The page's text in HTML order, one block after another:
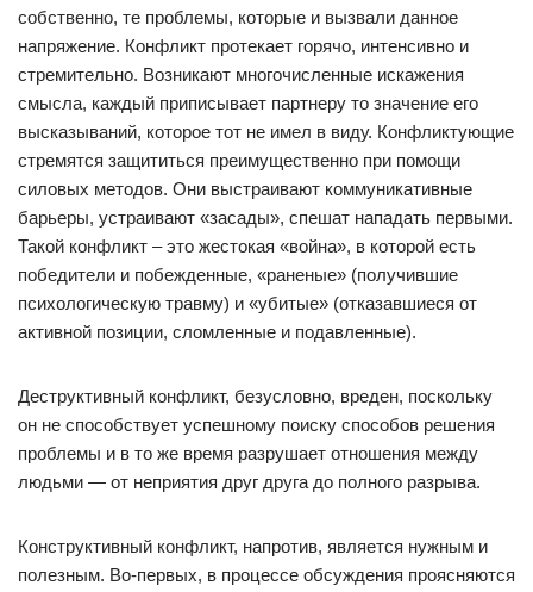
собственно, те проблемы, которые и вызвали данное
напряжение. Конфликт протекает горячо, интенсивно и
стремительно. Возникают многочисленные искажения
смысла, каждый приписывает партнеру то значение его
высказываний, которое тот не имел в виду. Конфликтующие
стремятся защититься преимущественно при помощи
силовых методов. Они выстраивают коммуникативные
барьеры, устраивают «засады», спешат нападать первыми.
Такой конфликт – это жестокая «война», в которой есть
победители и побежденные, «раненые» (получившие
психологическую травму) и «убитые» (отказавшиеся от
активной позиции, сломленные и подавленные).
Деструктивный конфликт, безусловно, вреден, поскольку
он не способствует успешному поиску способов решения
проблемы и в то же время разрушает отношения между
людьми — от неприятия друг друга до полного разрыва.
Конструктивный конфликт, напротив, является нужным и
полезным. Во-первых, в процессе обсуждения проясняются